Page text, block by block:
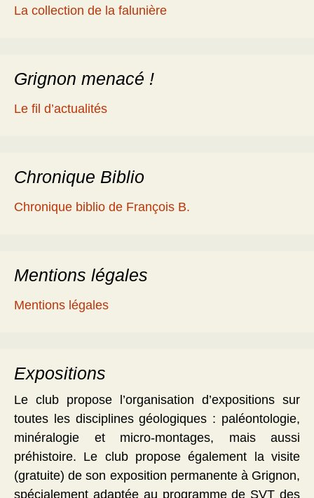
La collection de la falunière
Grignon menacé !
Le fil d’actualités
Chronique Biblio
Chronique biblio de François B.
Mentions légales
Mentions légales
Expositions
Le club propose l’organisation d’expositions sur
toutes les disciplines géologiques : paléontologie,
minéralogie et micro-montages, mais aussi
préhistoire. Le club propose également la visite
(gratuite) de son exposition permanente à Grignon,
spécialement adaptée au programme de SVT des